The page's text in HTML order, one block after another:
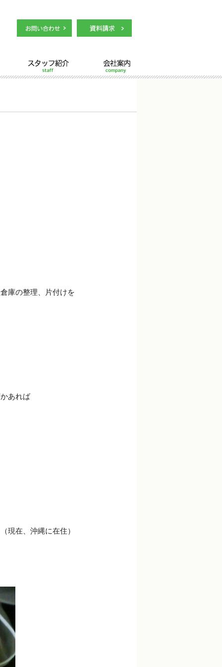
スタッフ紹介 会社案内
庫の整理、片付けを
あれば
現在、沖縄に在住）